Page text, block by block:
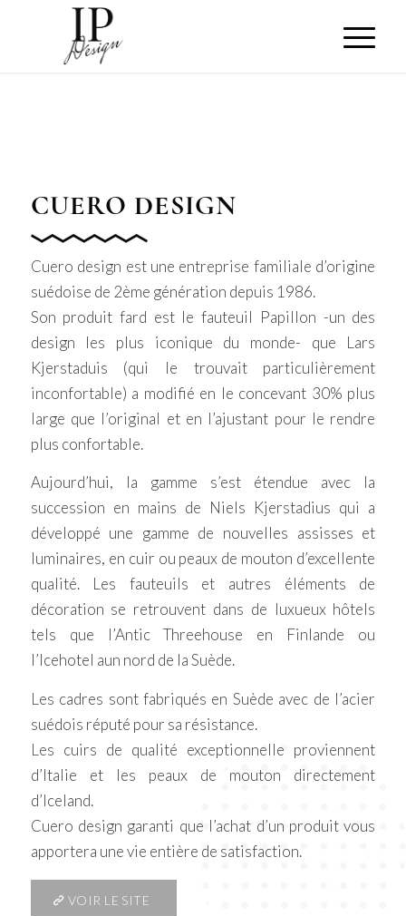
CUERO DESIGN
Cuero design est une entreprise familiale d’origine
suédoise de 2ème génération depuis 1986.
Son produit fard est le fauteuil Papillon -un des
design les plus iconique du monde- que Lars
Kjerstaduis (qui le trouvait particulièrement
inconfortable) a modifié en le concevant 30% plus
large que l’original et en l’ajustant pour le rendre
plus confortable.
Aujourd’hui, la gamme s’est étendue avec la
succession en mains de Niels Kjerstadius qui a
développé une gamme de nouvelles assisses et
luminaires, en cuir ou peaux de mouton d’excellente
qualité. Les fauteuils et autres éléments de
décoration se retrouvent dans de luxueux hôtels
tels que l’Antic Threehouse en Finlande ou
l’Icehotel aun nord de la Suède.
Les cadres sont fabriqués en Suède avec de l’acier
suédois réputé pour sa résistance.
Les cuirs de qualité exceptionnelle proviennent
d’Italie et les peaux de mouton directement
d’Iceland.
Cuero design garanti que l’achat d’un produit vous
apportera une vie entière de satisfaction.
VOIR LE SITE